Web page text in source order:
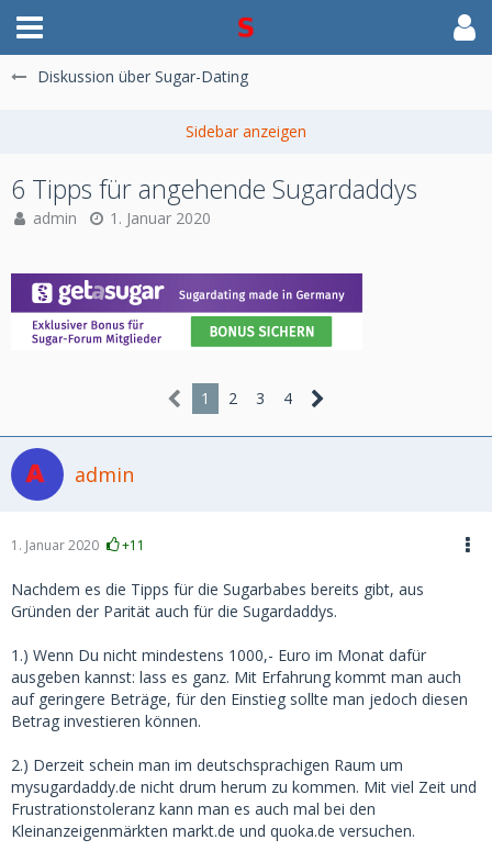
Diskussion über Sugar-Dating
6 Tipps für angehende Sugardaddys
admin 1. Januar 2020
1 2 3 4
admin
1. Januar 2020 +11
Nachdem es die Tipps für die Sugarbabes bereits gibt, aus
Gründen der Parität auch für die Sugardaddys.
1.) Wenn Du nicht mindestens 1000,- Euro im Monat dafür
ausgeben kannst: lass es ganz. Mit Erfahrung kommt man auch
auf geringere Beträge, für den Einstieg sollte man jedoch diesen
Betrag investieren können.
2.) Derzeit schein man im deutschsprachigen Raum um
mysugardaddy.de nicht drum herum zu kommen. Mit viel Zeit und
Frustrationstoleranz kann man es auch mal bei den
Kleinanzeigenmärkten markt.de und quoka.de versuchen.